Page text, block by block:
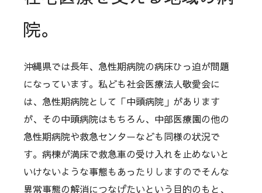
院。
沖縄県では長年、急性期病院の病床ひっ迫が問題
になっています。私ども社会医療法人敬愛会に
は、急性期病院として「中頭病院」があります
が、その中頭病院はもちろん、中部医療園の他の
急性期病院や救急センターなども同様の状況で
す。病棟が満床で救急車の受け入れを止めないと
いけないような事態もあったりしますのでそんな
異常事態の解消につなげたいという目的のもと、